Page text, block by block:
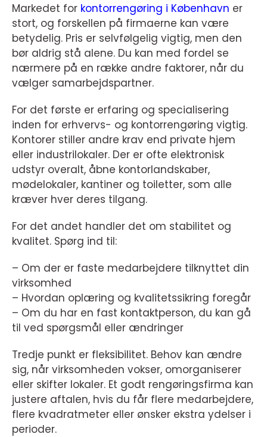
Markedet for kontorrengøring i København er
stort, og forskellen på firmaerne kan være
betydelig. Pris er selvfølgelig vigtig, men den
bør aldrig stå alene. Du kan med fordel se
nærmere på en række andre faktorer, når du
vælger samarbejdspartner.
For det første er erfaring og specialisering
inden for erhvervs- og kontorrengøring vigtig.
Kontorer stiller andre krav end private hjem
eller industrilokaler. Der er ofte elektronisk
udstyr overalt, åbne kontorlandskaber,
mødelokaler, kantiner og toiletter, som alle
kræver hver deres tilgang.
For det andet handler det om stabilitet og
kvalitet. Spørg ind til:
– Om der er faste medarbejdere tilknyttet din
virksomhed
– Hvordan oplæring og kvalitetssikring foregår
– Om du har en fast kontaktperson, du kan gå
til ved spørgsmål eller ændringer
Tredje punkt er fleksibilitet. Behov kan ændre
sig, når virksomheden vokser, omorganiserer
eller skifter lokaler. Et godt rengøringsfirma kan
justere aftalen, hvis du får flere medarbejdere,
flere kvadratmeter eller ønsker ekstra ydelser i
perioder.